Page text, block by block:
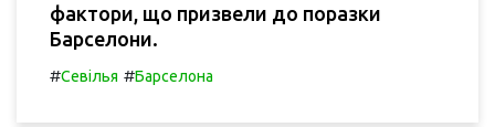
фактори, що призвели до поразки
Барселони.
#Севілья #Барселона